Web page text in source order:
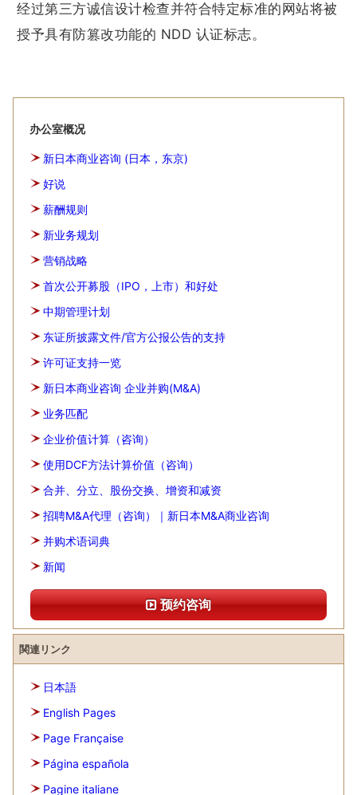
经过第三方诚信设计检查并符合特定标准的网站将被
授予具有防篡改功能的 NDD 认证标志。
办公室概况
新日本商业咨询 (日本，东京)
好说
薪酬规则
新业务规划
营销战略
首次公开募股（IPO，上市）和好处
中期管理计划
东证所披露文件/官方公报公告的支持
许可证支持一览
新日本商业咨询 企业并购(M&A)
业务匹配
企业价值计算（咨询）
使用DCF方法计算价值（咨询）
合并、分立、股份交换、增资和减资
招聘M&A代理（咨询）｜新日本M&A商业咨询
并购术语词典
新闻
预约咨询
関連リンク
日本語
English Pages
Page Française
Página española
Pagine italiane